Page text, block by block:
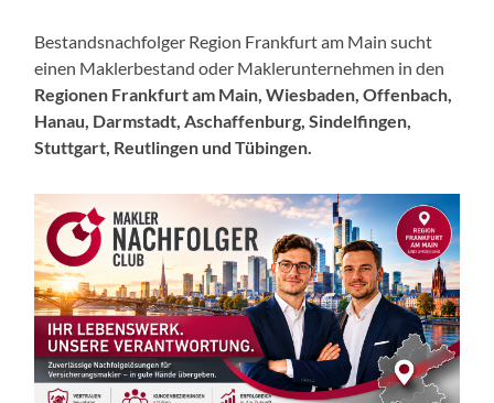
Bestandsnachfolger Region Frankfurt am Main sucht
einen Maklerbestand oder Maklerunternehmen in den
Regionen Frankfurt am Main, Wiesbaden, Offenbach,
Hanau, Darmstadt, Aschaffenburg, Sindelfingen,
Stuttgart, Reutlingen und Tübingen.